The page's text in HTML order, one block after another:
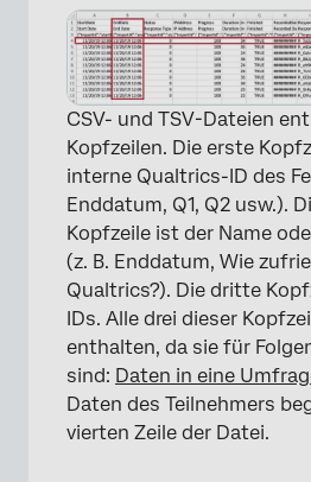
CSV- und TSV-Dateien
Kopfzeilen. Die erste
interne Qualtrics-ID des
Enddatum, Q1, Q2 usw.).
Kopfzeile ist der Name
(z. B. Enddatum, Wie
Qualtrics?). Die dritte
IDs. Alle drei dieser
enthalten, da sie für
sind: Daten in eine
Daten des Teilnehmers
vierten Zeile der Datei.